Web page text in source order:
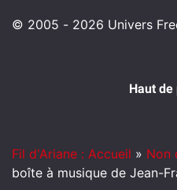
© 2005 - 2026 Univers
Haut de
Fil d'Ariane : Accueil » Non
boîte à musique de Jean-